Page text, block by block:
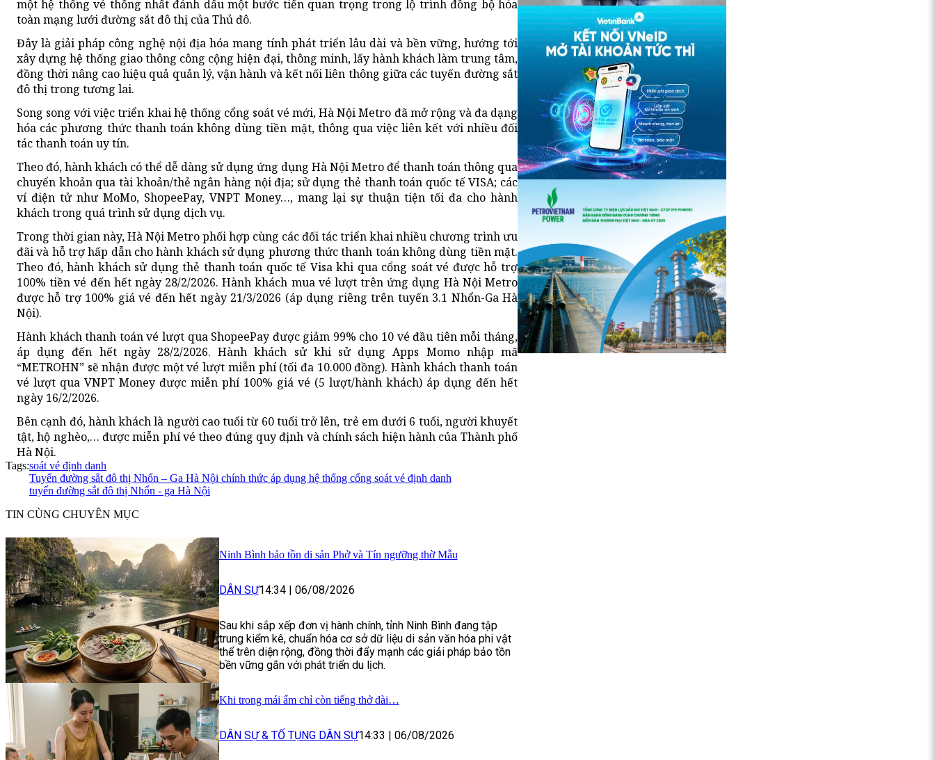
một hệ thống vé thống nhất đánh dấu một bước tiến quan trọng trong lộ trình đồng bộ hóa
toàn mạng lưới đường sắt đô thị của Thủ đô.
Đây là giải pháp công nghệ nội địa hóa mang tính phát triển lâu dài và bền vững, hướng tới
xây dựng hệ thống giao thông công cộng hiện đại, thông minh, lấy hành khách làm trung tâm,
đồng thời nâng cao hiệu quả quản lý, vận hành và kết nối liên thông giữa các tuyến đường sắt
đô thị trong tương lai.
Song song với việc triển khai hệ thống cổng soát vé mới, Hà Nội Metro đã mở rộng và đa dạng
hóa các phương thức thanh toán không dùng tiền mặt, thông qua việc liên kết với nhiều đối
tác thanh toán uy tín.
Theo đó, hành khách có thể dễ dàng sử dụng ứng dụng Hà Nội Metro để thanh toán thông qua
chuyển khoản qua tài khoản/thẻ ngân hàng nội địa; sử dụng thẻ thanh toán quốc tế VISA; các
ví điện tử như MoMo, ShopeePay, VNPT Money…, mang lại sự thuận tiện tối đa cho hành
khách trong quá trình sử dụng dịch vụ.
Trong thời gian này, Hà Nội Metro phối hợp cùng các đối tác triển khai nhiều chương trình ưu
đãi và hỗ trợ hấp dẫn cho hành khách sử dụng phương thức thanh toán không dùng tiền mặt.
Theo đó, hành khách sử dụng thẻ thanh toán quốc tế Visa khi qua cổng soát vé được hỗ trợ
100% tiền vé đến hết ngày 28/2/2026. Hành khách mua vé lượt trên ứng dụng Hà Nội Metro
được hỗ trợ 100% giá vé đến hết ngày 21/3/2026 (áp dụng riêng trên tuyến 3.1 Nhổn-Ga Hà
Nội).
Hành khách thanh toán vé lượt qua ShopeePay được giảm 99% cho 10 vé đầu tiên mỗi tháng,
áp dụng đến hết ngày 28/2/2026. Hành khách sử khi sử dụng Apps Momo nhập mã
“METROHN” sẽ nhận được một vé lượt miễn phí (tối đa 10.000 đồng). Hành khách thanh toán
vé lượt qua VNPT Money được miễn phí 100% giá vé (5 lượt/hành khách) áp dụng đến hết
ngày 16/2/2026.
Bên cạnh đó, hành khách là người cao tuổi từ 60 tuổi trở lên, trẻ em dưới 6 tuổi, người khuyết
tật, hộ nghèo,… được miễn phí vé theo đúng quy định và chính sách hiện hành của Thành phố
Hà Nội.
Tags:soát vé định danh
Tuyến đường sắt đô thị Nhổn – Ga Hà Nội chính thức áp dụng hệ thống cổng soát vé định danh
tuyến đường sắt đô thị Nhổn - ga Hà Nội
TIN CÙNG CHUYÊN MỤC
Ninh Bình bảo tồn di sản Phở và Tín ngưỡng thờ Mẫu
DÂN SỰ14:34 06/08/2026
Sau khi sắp xếp đơn vị hành chính, tỉnh Ninh Bình đang tập
trung kiểm kê, chuẩn hóa cơ sở dữ liệu di sản văn hóa phi vật
thể trên diện rộng, đồng thời đẩy mạnh các giải pháp bảo tồn
bền vững gắn với phát triển du lịch.
Khi trong mái ấm chỉ còn tiếng thở dài…
DÂN SỰ & TỐ TỤNG DÂN SỰ14:33 06/08/2026